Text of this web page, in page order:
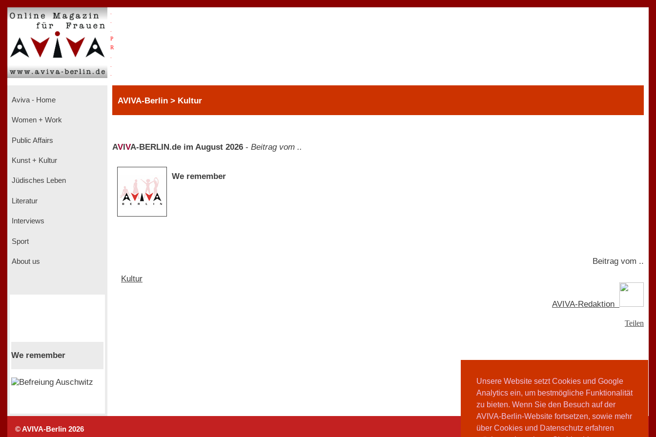
Unsere Website setzt Cookies und Google
Analytics ein, um bestmögliche Funktionalität
zu bieten. Wenn Sie den Besuch auf der
AVIVA-Berlin-Website fortsetzen, sowie mehr
über Cookies und Datenschutz erfahren
P
R
Aviva - Home
Women + Work
Public Affairs
Kunst + Kultur
Jüdisches Leben
Literatur
Interviews
Sport
About us
We remember
AVIVA-Berlin > Kultur
AV VA-BERLIN.de im August 2026 - Beitrag vom ..
We remember
Kultur
Beitrag vom ..
AVIVA-Redaktion
Teilen
© AVIVA-Berlin 2026